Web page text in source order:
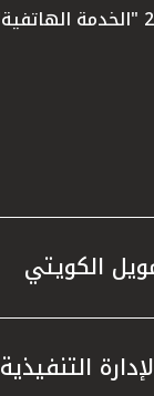
الكويتي
التنفيذية